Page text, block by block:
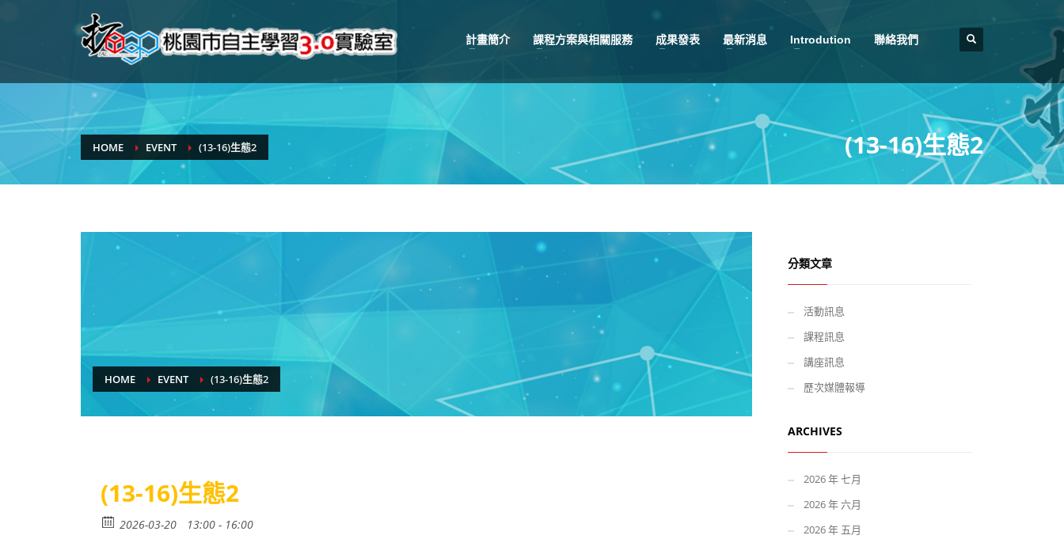
計畫簡介 課程方案與相關服務 成果發表 最新消息 Introdution 聯絡我們
HOME EVENT (13-16)生態2 (13-16)生態2
HOME EVENT (13-16)生態2 (13-16)生態2
(13-16)生態2
2026-03-20 13:00 - 16:00
分類文章
活動訊息
課程訊息
講座訊息
歷次媒體報導
ARCHIVES
2026 年 七月
2026 年 六月
2026 年 五月